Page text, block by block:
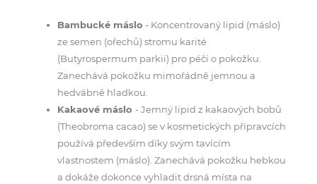
Bambucké máslo - Koncentrovaný lipid (máslo)
ze semen (ořechů) stromu karité
(Butyrospermum parkii) pro péči o pokožku.
Zanechává pokožku mimořádně jemnou a
hedvábně hladkou.
Kakaové máslo - Jemný lipid z kakaových bobů
(Theobroma cacao) se v kosmetických přípravcích
používá především díky svým tavícím
vlastnostem (máslo). Zanechává pokožku hebkou
a dokáže dokonce vyhladit drsná místa na